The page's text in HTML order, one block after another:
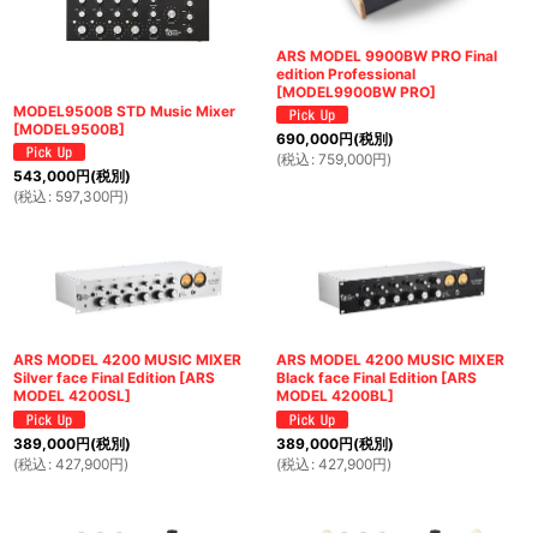
MODEL9500B STD Music Mixer
[MODEL9500B]
543,000円(税別)
(税込 : 597,300円)
ARS MODEL 9900BW PRO Final
edition Professional
[MODEL9900BW PRO]
690,000円(税別)
(税込 : 759,000円)
ARS MODEL 4200 MUSIC MIXER
Silver face Final Edition [ARS
MODEL 4200SL]
389,000円(税別)
(税込 : 427,900円)
ARS MODEL 4200 MUSIC MIXER
Black face Final Edition [ARS
MODEL 4200BL]
389,000円(税別)
(税込 : 427,900円)